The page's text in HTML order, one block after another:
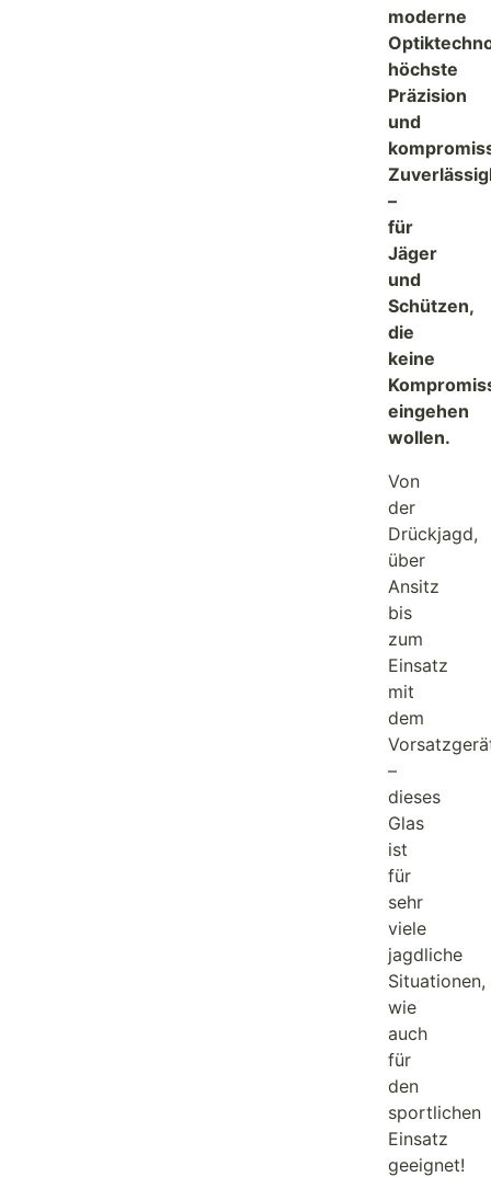
moderne
höchste
Präzision
und
–
für
Jäger
und
Schützen,
die
keine
eingehen
wollen.
Von
der
Drückjagd,
über
Ansitz
bis
zum
Einsatz
mit
dem
–
dieses
Glas
ist
für
sehr
viele
jagdliche
Situationen,
wie
auch
für
den
sportlichen
Einsatz
geeignet!